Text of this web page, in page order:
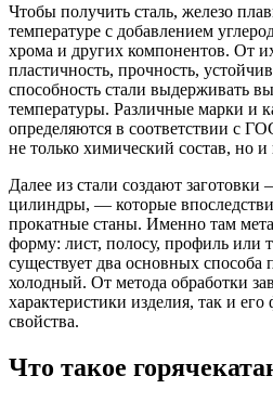
Чтобы получить сталь, железо
температуре с добавлением
хрома и других компонентов. От
пластичность, прочность,
способность стали выдерживать
температуры. Различные марки и
определяются в соответствии с
не только химический состав, но и
Далее из стали создают
цилиндры, — которые
прокатные станы. Именно там
форму: лист, полосу, профиль или
существует два основных
холодный. От метода обработки
характеристики изделия, так и
свойства.
Что такое